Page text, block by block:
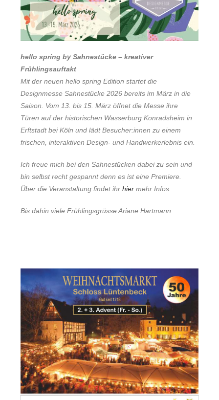
hello spring by Sahnestücke – kreativer
Frühlingsauftakt
Mit der neuenhello spring Edition startet die
Designmesse Sahnestücke 2026 bereits im März in die
Saison. Vom 13. bis 15. März öffnet die Messe ihre
Türen auf der historischen Wasserburg Konradsheim in
Erftstadt bei Köln und lädt Besucher:innen zu einem
frischen, interaktiven Design- und Handwerkerlebnis ein.
Ich freue mich bei den Sahnestücken dabei zu sein und
bin selbst recht gespannt denn es ist eine Premiere.
Über die Veranstaltung findet ihrhier mehr Infos.
Bis dahin viele Frühlingsgrüsse Ariane Hartmann